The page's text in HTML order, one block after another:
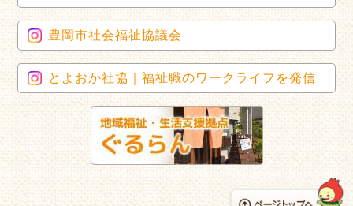
豊岡市社会福祉協議会
とよおか社協｜福祉職のワークライフを発信